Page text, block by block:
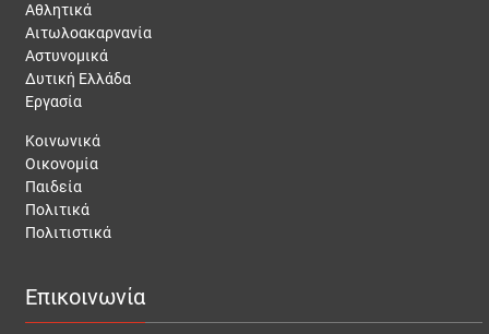
Αθλητικά
Αιτωλοακαρνανία
Αστυνομικά
Δυτική Ελλάδα
Εργασία
Κοινωνικά
Οικονομία
Παιδεία
Πολιτικά
Πολιτιστικά
Επικοινωνία